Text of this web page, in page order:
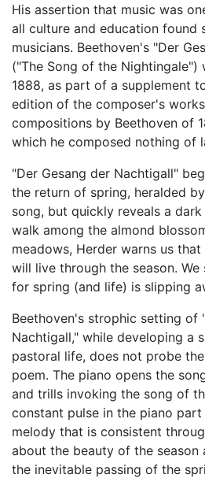
His assertion that music was
all culture and education found
musicians. Beethoven's "Der
("The Song of the Nightingale")
1888, as part of a supplement
edition of the composer's
compositions by Beethoven of
which he composed nothing of
"Der Gesang der Nachtigall"
the return of spring, heralded
song, but quickly reveals a dark
walk among the almond
meadows, Herder warns us
will live through the season.
for spring (and life) is slipping
Beethoven's strophic setting of
Nachtigall," while developing a
pastoral life, does not probe
poem. The piano opens the
and trills invoking the song of
constant pulse in the piano
melody that is consistent
about the beauty of the season
the inevitable passing of the